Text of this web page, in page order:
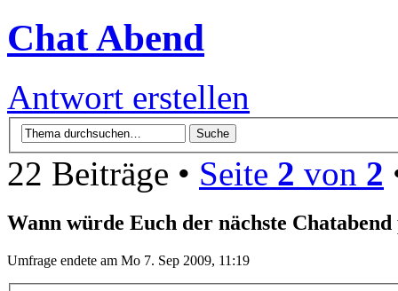
Chat Abend
Antwort erstellen
22 Beiträge • Seite 2 von 2
Wann würde Euch der nächste
Umfrage endete am Mo 7. Sep 2009, 11:19